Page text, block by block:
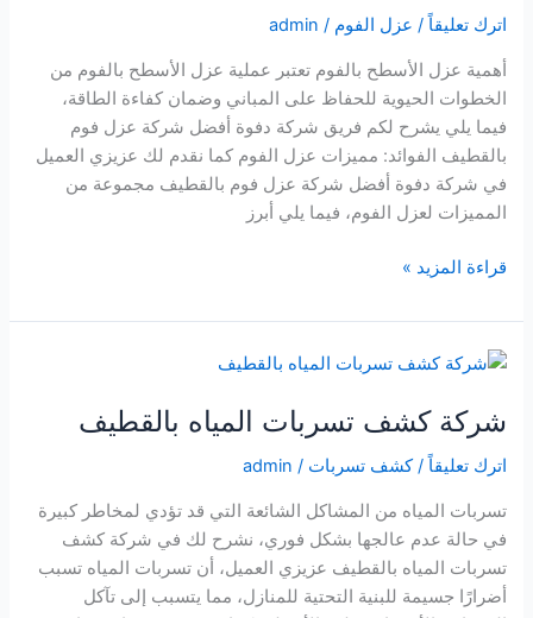
اترك تعليقاً / عزل الفوم /
admin
أهمية عزل الأسطح بالفوم تعتبر عملية عزل الأسطح بالفوم من
الخطوات الحيوية للحفاظ على المباني وضمان كفاءة الطاقة،
فيما يلي يشرح لكم فريق شركة دفوة أفضل شركة عزل فوم
بالقطيف الفوائد: مميزات عزل الفوم كما نقدم لك عزيزي العميل
في شركة دفوة أفضل شركة عزل فوم بالقطيف مجموعة من
المميزات لعزل الفوم، فيما يلي أبرز
شركة
فوم
بالقطيف
قراءة المزيد »
شركة كشف تسربات المياه بالقطيف
اترك تعليقاً /كشف تسربات /
admin
تسربات المياه من المشاكل الشائعة التي قد تؤدي لمخاطر كبيرة
في حالة عدم عالجها بشكل فوري، نشرح لك في شركة كشف
تسربات المياه بالقطيف عزيزي العميل، أن تسربات المياه تسبب
أضرارًا جسيمة للبنية التحتية للمنازل، مما يتسبب إلى تآكل